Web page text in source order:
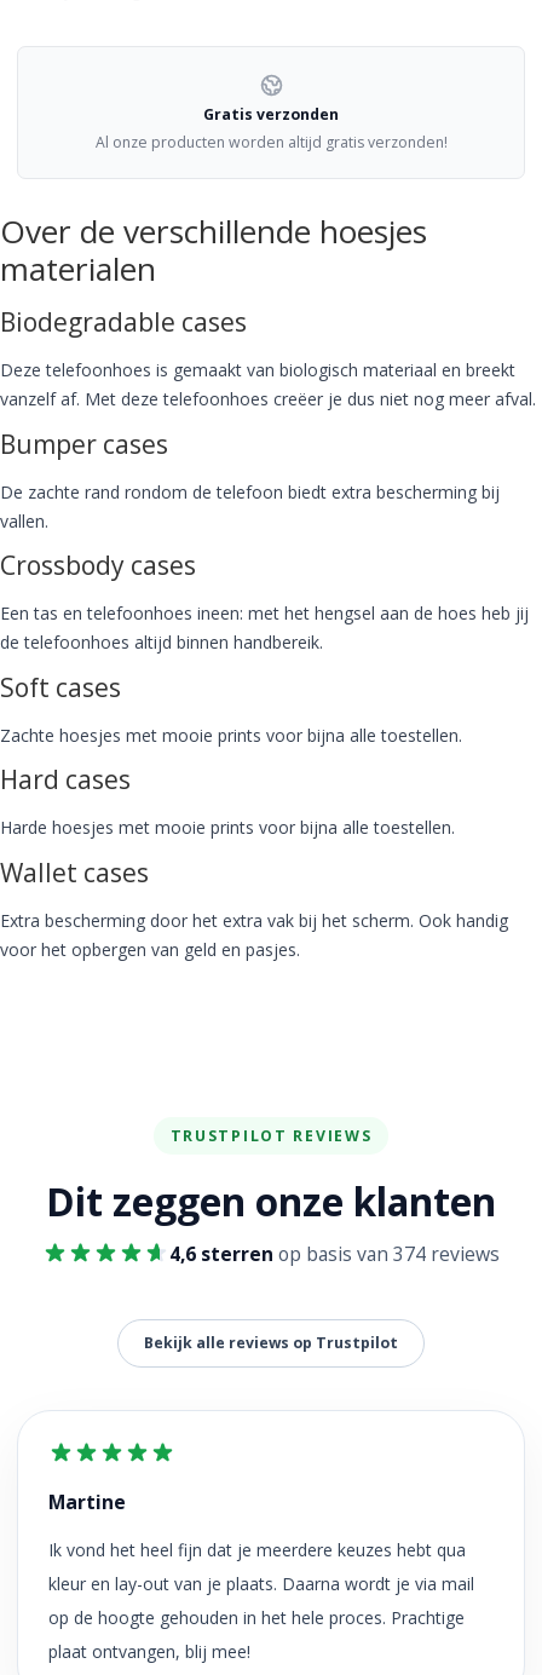
Gratis verzonden
Al onze producten worden altijd gratis verzonden!
Over de verschillende hoesjes
materialen
Biodegradable cases
Deze telefoonhoes is gemaakt van biologisch materiaal en breekt
vanzelf af. Met deze telefoonhoes creëer je dus niet nog meer afval.
Bumper cases
De zachte rand rondom de telefoon biedt extra bescherming bij
vallen.
Crossbody cases
Een tas en telefoonhoes ineen: met het hengsel aan de hoes heb jij
de telefoonhoes altijd binnen handbereik.
Soft cases
Zachte hoesjes met mooie prints voor bijna alle toestellen.
Hard cases
Harde hoesjes met mooie prints voor bijna alle toestellen.
Wallet cases
Extra bescherming door het extra vak bij het scherm. Ook handig
voor het opbergen van geld en pasjes.
TRUSTPILOT REVIEWS
Dit zeggen onze klanten
4,6 sterren op basis van 374 reviews
Bekijk alle reviews op Trustpilot
Martine
Ik vond het heel fijn dat je meerdere keuzes hebt qua
kleur en lay-out van je plaats. Daarna wordt je via mail
op de hoogte gehouden in het hele proces. Prachtige
plaat ontvangen, blij mee!